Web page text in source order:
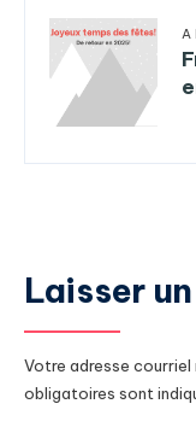
Laisser
Votre adresse courriel
obligatoires sont